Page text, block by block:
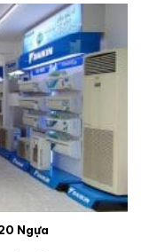
Ngựa